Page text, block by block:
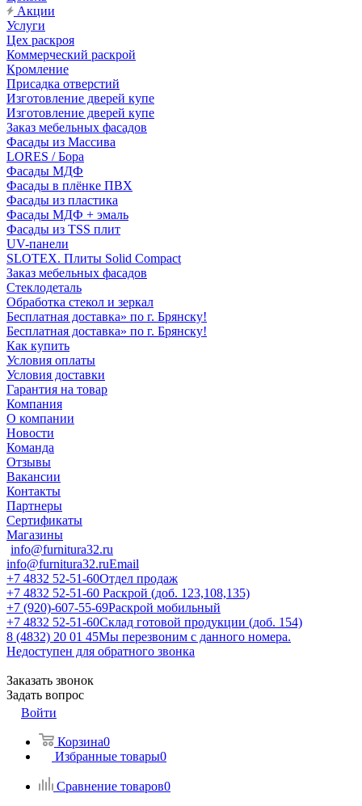
Акции
Услуги
Цех раскроя
Коммерческий раскрой
Кромление
Присадка отверстий
Изготовление дверей купе
Изготовление дверей купе
Заказ мебельных фасадов
Фасады из Массива
LORES / Бора
Фасады МДФ
Фасады в плёнке ПВХ
Фасады из пластика
Фасады МДФ + эмаль
Фасады из TSS плит
UV-панели
SLOTEX. Плиты Solid Compact
Заказ мебельных фасадов
Стеклодеталь
Обработка стекол и зеркал
Бесплатная доставка» по г. Брянску!
Бесплатная доставка» по г. Брянску!
Как купить
Условия оплаты
Условия доставки
Гарантия на товар
Компания
О компании
Новости
Команда
Отзывы
Вакансии
Контакты
Партнеры
Сертификаты
Магазины
info@furnitura32.ru
info@furnitura32.ruEmail
+7 4832 52-51-60Отдел продаж
+7 4832 52-51-60 Раскрой (доб. 123,108,135)
+7 (920)-607-55-69Раскрой мобильный
+7 4832 52-51-60Склад готовой продукции (доб. 154)
8 (4832) 20 01 45Мы перезвоним с данного номера.
Недоступен для обратного звонка
Заказать звонок
Задать вопрос
Войти
Корзина0
Избранные товары0
Сравнение товаров0